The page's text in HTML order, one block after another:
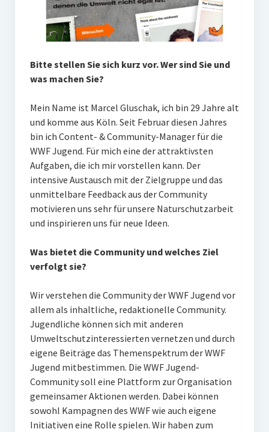
Zukunft der Bildung
Vom Trend zur Tonne
Bitte stellen Sie sich kurz vor. Wer sind Sie und
was machen Sie?
Mein Name ist Marcel Gluschak, ich bin 29 Jahre alt
und komme aus Köln. Seit Februar diesen Jahres
bin ich Content- & Community-Manager für die
WWF Jugend. Für mich eine der attraktivsten
Aufgaben, die ich mir vorstellen kann. Der
intensive Austausch mit der Zielgruppe und das
unmittelbare Feedback aus der Community
motivieren uns sehr für unsere Naturschutzarbeit
und inspirieren uns für neue Ideen.
Was bietet die Community und welches Ziel
verfolgt sie?
Wir verstehen die Community der WWF Jugend vor
allem als inhaltliche, redaktionelle Community.
Jugendliche können sich mit anderen
Umweltschutzinteressierten vernetzen und durch
eigene Beiträge das Themenspektrum der WWF
Jugend mitbestimmen. Die WWF Jugend-
Community soll eine Plattform zur Organisation
gemeinsamer Aktionen werden. Dabei können
sowohl Kampagnen des WWF wie auch eigene
Initiativen eine Rolle spielen. Wir haben zum